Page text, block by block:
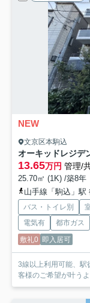
NEW
文京区本駒込
オーキッドレジデ
13.65万円 管理/
25.70㎡ (1K) /築8年
山手線「駒込」駅
バス・トイレ別
電気有
都市ガス
敷礼0 即入居可
3線以上利用可能、駅徒歩6分の好立
客様のご希望が叶う